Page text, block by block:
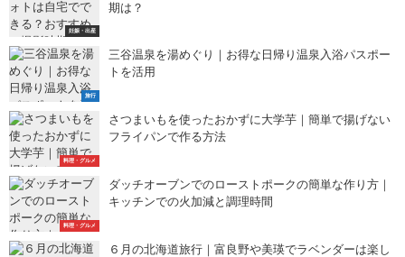
妊娠・出産
期は？
旅行
三谷温泉を湯めぐり｜お得な日帰り温泉入浴パスポー
トを活用
料理・グルメ
さつまいもを使ったおかずに大学芋｜簡単で揚げない
フライパンで作る方法
料理・グルメ
ダッチオーブンでのローストポークの簡単な作り方｜
キッチンでの火加減と調理時間
６月の北海道旅行｜富良野や美瑛でラベンダーは楽し